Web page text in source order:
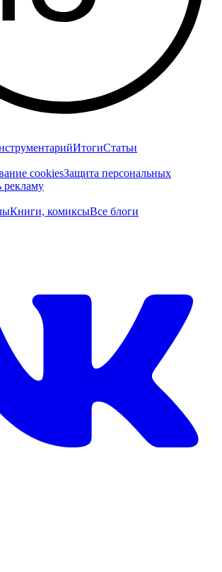
ИтогиСтатьи
cookiesЗащита персональных
рекламу
Книги, комиксыВсе блоги